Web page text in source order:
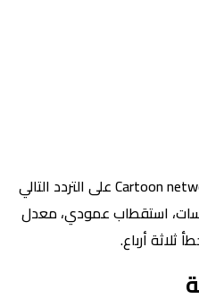
ومن الممكن استكمال قناة Cartoon network على التردد التالي
سات، استقطاب عمودي، معدل